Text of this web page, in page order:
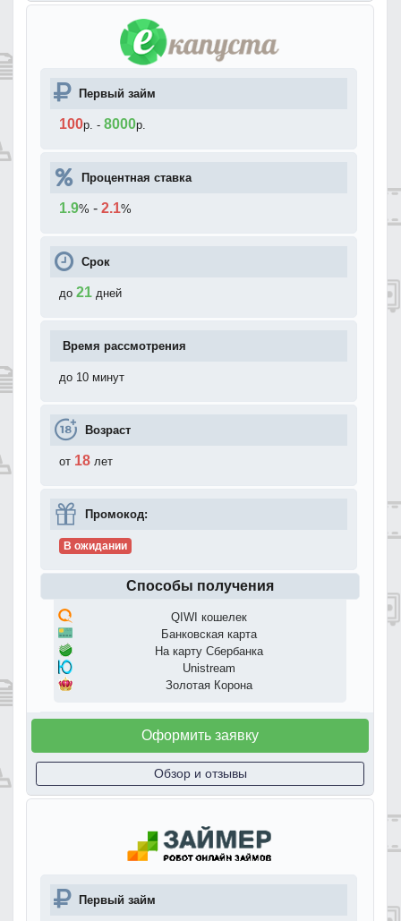
Первый займ
100р. - 8000р.
Процентная ставка
1.9% - 2.1%
Срок
до 21 дней
Время рассмотрения
до 10 минут
Возраст
от 18 лет
Промокод:
В ожидании
Способы получения
QIWI кошелек
Банковская карта
На карту Сбербанка
Unistream
Золотая Корона
Оформить заявку
Обзор и отзывы
Первый займ